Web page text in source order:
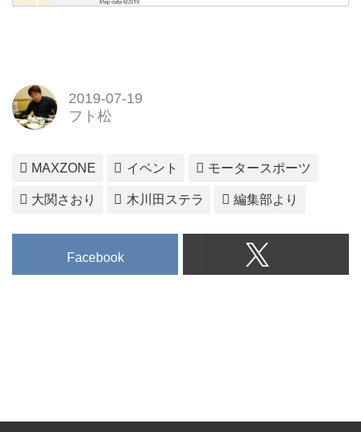
2019-07-19
フト松
MAXZONE イベント モータースポーツ
大関さおり 木川田ステラ 編集部より
Facebook